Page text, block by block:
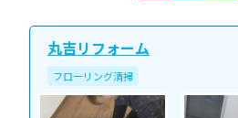
丸吉リフォーム
フローリング清掃